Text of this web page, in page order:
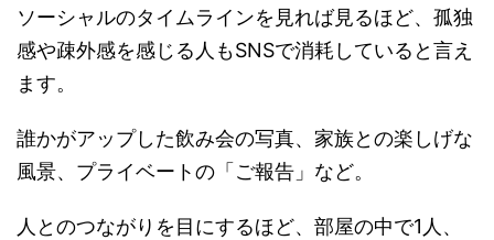
ソーシャルのタイムラインを見れば見るほど、孤独
感や疎外感を感じる人もSNSで消耗していると言え
ます。
誰かがアップした飲み会の写真、家族との楽しげな
風景、プライベートの「ご報告」など。
人とのつながりを目にするほど、部屋の中で1人、